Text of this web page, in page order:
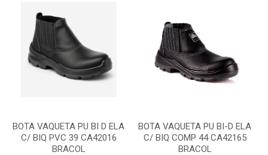
BOTA VAQUETA PU BI D ELA
C/ BIQ PVC 39 CA42016
BRACOL
BOTA VAQUETA PU BI-D ELA
C/ BIQ COMP 44 CA42165
BRACOL